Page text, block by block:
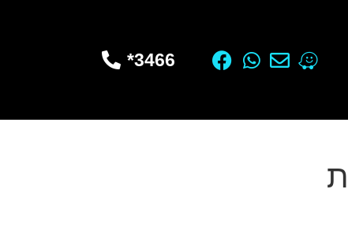
3466*